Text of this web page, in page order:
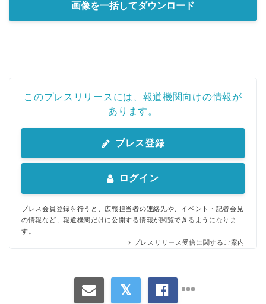
画像を一括してダウンロード
このプレスリリースには、報道機関向けの情報が
あります。
プレス登録
ログイン
プレス会員登録を行うと、広報担当者の連絡先や、イベント・記者会見
の情報など、報道機関だけに公開する情報が閲覧できるようになりま
す。
プレスリリース受信に関するご案内